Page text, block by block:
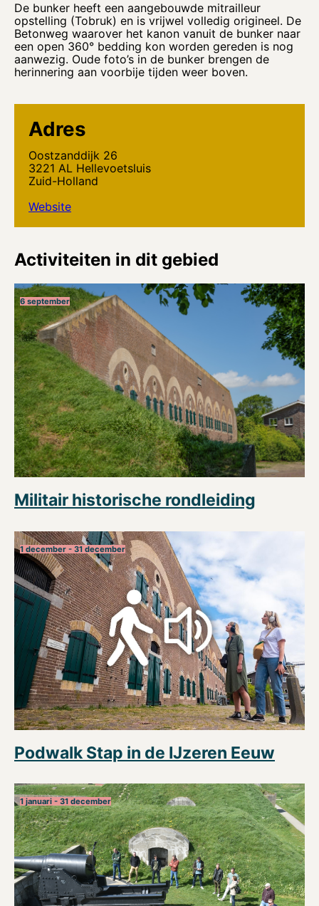
De bunker heeft een aangebouwde mitrailleur
opstelling (Tobruk) en is vrijwel volledig origineel. De
Betonweg waarover het kanon vanuit de bunker naar
een open 360° bedding kon worden gereden is nog
aanwezig. Oude foto’s in de bunker brengen de
herinnering aan voorbije tijden weer boven.
Adres
Oostzanddijk 26
3221 AL Hellevoetsluis
Zuid-Holland
Website
Activiteiten in dit gebied
6 september
Militair historische rondleiding
1 december - 31 december
Podwalk Stap in de IJzeren Eeuw
1 januari - 31 december